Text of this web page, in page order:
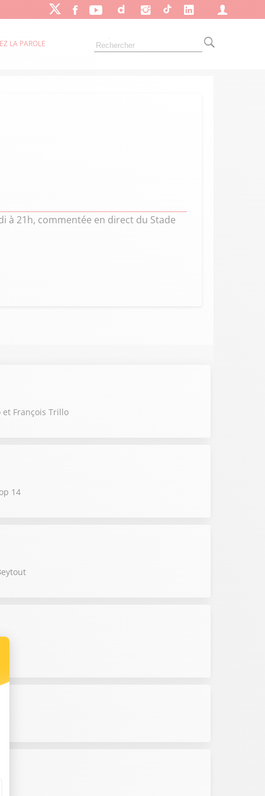
LA PAROLE
à 21h, commentée en direct du Stade
François Trillo
14